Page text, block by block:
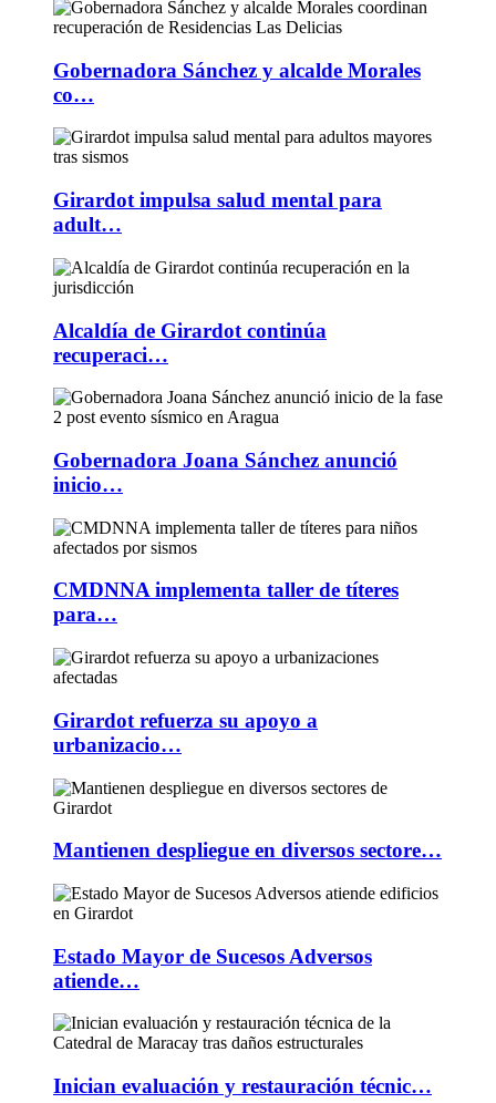
Gobernadora Sánchez y alcalde Morales
co…
Girardot impulsa salud mental para
adult…
Alcaldía de Girardot continúa
recuperaci…
Gobernadora Joana Sánchez anunció
inicio…
CMDNNA implementa taller de títeres
para…
Girardot refuerza su apoyo a
urbanizacio…
Mantienen despliegue en diversos sectore…
Estado Mayor de Sucesos Adversos
atiende…
Inician evaluación y restauración técnic…